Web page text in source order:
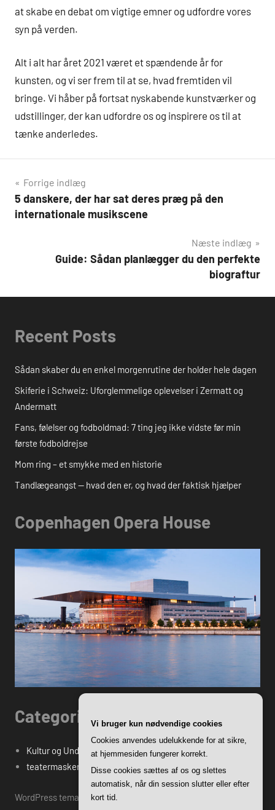
at skabe en debat om vigtige emner og udfordre vores
syn på verden.
Alt i alt har året 2021 været et spændende år for
kunsten, og vi ser frem til at se, hvad fremtiden vil
bringe. Vi håber på fortsat nyskabende kunstværker og
udstillinger, der kan udfordre os og inspirere os til at
tænke anderledes.
Indlægsnavigation
Forrige indlæg
5 danskere, der har sat deres præg på den
internationale musikscene
Næste indlæg
Guide: Sådan planlægger du den perfekte
biograftur
Recent Posts
Sådan skaber du en enkel morgenrutine der holder hele dagen
Skiferie i Schweiz: Uforglemmelige oplevelser i Zermatt og
Andermatt
Fans, følelser og fodboldmad: 7 ting jeg ikke vidste før min
første fodboldrejse
Mom ring – et smykke med en historie
Tandlægeangst — hvad den er, og hvad der faktisk hjælper
Copenhagen Opera House
Categories
Kultur og Underholdning
teatermasken.dk's Blogindlæg
WordPress tema: Harrison by ThemeZee.
Vi bruger kun nødvendige cookies
Cookies anvendes udelukkende for at sikre,
at hjemmesiden fungerer korrekt.
Disse cookies sættes af os og slettes
automatisk, når din session slutter eller efter
kort tid.